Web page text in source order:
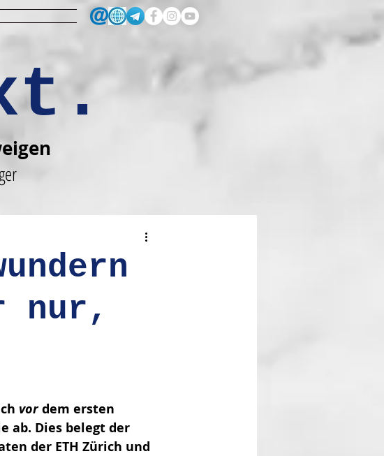
nur,
vor dem ersten
ab. Dies belegt der
der ETH Zürich und